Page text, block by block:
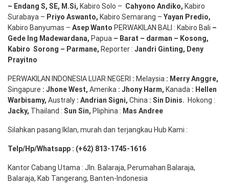
– Endang S, SE, M.Si, Kabiro Solo – Cahyono Andiko, Kabiro
Surabaya – Priyo Aswanto, Kabiro Semarang – Yayan Predio,
Kabiro Banyumas – AsepWanto PERWAKILAN BALI : Kabiro Bali –
Gede Ing Madewardana, Papua – Barat – darman – Kosong,
Kabiro Sorong – Parmane, Reporter : Jandri Ginting, Deny
Prayitno
PERWAKILAN INDONESIA LUAR NEGERI : Melaysia : MerryAnggre,
Singapure : JhoneWest, Amerika : Jhony Harm, Kanada : Hellen
Warbisamy, Australy : Andrian Signi, China : Sin Dinis. Hokong :
Jacky, Thailand : Sun Sin, Pliphina : Mas Andree
Silahkan pasang Iklan, murah dan terjangkau Hub Kami :
Telp/Hp/Whatsapp : (+62) 813-1745-1616
Kantor Cabang Utama : Jln. Balaraja, Perumahan Balaraja,
Balaraja, Kab Tangerang, Banten-Indonesia